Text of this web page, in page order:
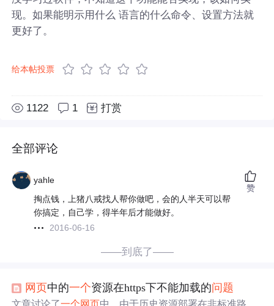
现。如果能明示用什么 语言的什么命令、设置方法就
更好了。
给本帖投票
1122 1 打赏
全部评论
yahle
掏点钱，上猪八戒找人帮你做吧，会的人半天可以帮
你搞定，自己学，得半年后才能做好。
2016-06-16
赞
——到底了——
网页中的一个资源在https下不能加载的问题